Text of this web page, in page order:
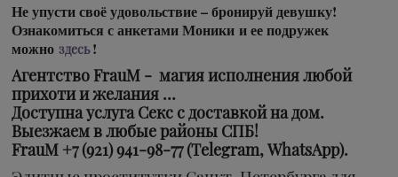
Не упусти своё удовольствие – бронируй девушку!
Ознакомиться с анкетами Моники и ее подружек
можноздесь!
Агентство FrauM - магия исполнения любой
прихоти и желания …
Доступна услуга Секс с доставкой на дом.
Выезжаем в любые районы СПБ!
FrauM +7 (921) 941-98-77 (Telegram, WhatsApp).